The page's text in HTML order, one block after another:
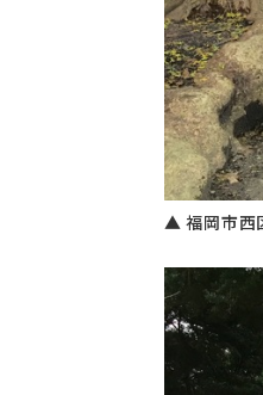
▲ 福岡市西